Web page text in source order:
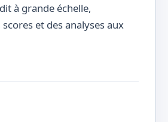
à grande échelle,
et des analyses aux